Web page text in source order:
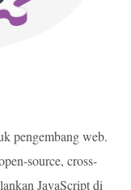
pengembang web.
source, cross-
JavaScript di